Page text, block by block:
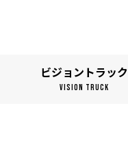
ビジョントラック
VISION TRUCK